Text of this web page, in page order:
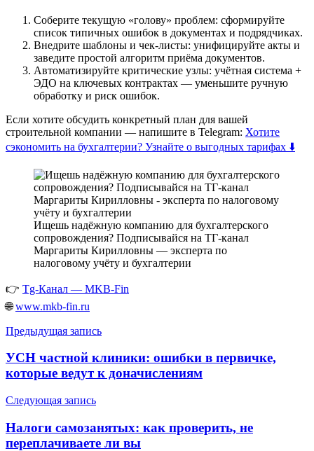
Соберите текущую «голову» проблем: сформируйте
список типичных ошибок в документах и подрядчиках.
Внедрите шаблоны и чек-листы: унифицируйте акты и
заведите простой алгоритм приёма документов.
Автоматизируйте критические узлы: учётная система +
ЭДО на ключевых контрактах — уменьшите ручную
обработку и риск ошибок.
Если хотите обсудить конкретный план для вашей
строительной компании — напишите в Telegram: Хотите
сэкономить на бухгалтерии? Узнайте о выгодных тарифах ⬇️
Ищешь надёжную компанию для бухгалтерского
сопровождения? Подписывайся на ТГ-канал
Маргариты Кирилловны — эксперта по
налоговому учёту и бухгалтерии
👉 Tg-Канал — MKB-Fin
🌐www.mkb-fin.ru
Навигация
по
записям
Предыдущая запись
УСН частной клиники: ошибки в первичке,
которые ведут к доначислениям
Следующая запись
Налоги самозанятых: как проверить, не
переплачиваете ли вы